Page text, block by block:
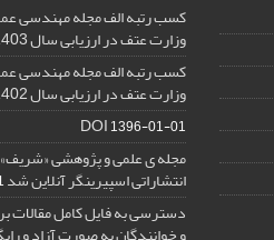
کسب رتبه الف مجله مهندسی
وزارت عتف در ارزیابی سال 1403
کسب رتبه الف مجله مهندسی
وزارت عتف در ارزیابی سال 1402
DOI1396-01-01
مجله ی علمی و پژوهشی
انتشاراتی اسپیرینگر آنلاین شد
دسترسی به فایل کامل مقالات